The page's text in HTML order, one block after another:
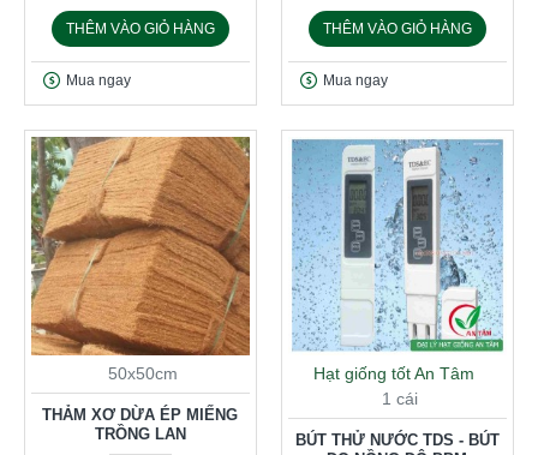
THÊM VÀO GIỎ HÀNG
Mua ngay
THÊM VÀO GIỎ HÀNG
Mua ngay
50x50cm
THẢM XƠ DỪA ÉP MIẾNG
TRỒNG LAN
Hạt giống tốt An Tâm
1 cái
BÚT THỬ NƯỚC TDS - BÚT